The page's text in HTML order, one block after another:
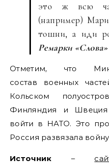
это ж всю
(например)
тошни, а иди
Ремарки «Слова»
Отметим, что
состав военных
Кольском
Финляндия и
войти в НАТО. Это
Россия развязала
Источник –